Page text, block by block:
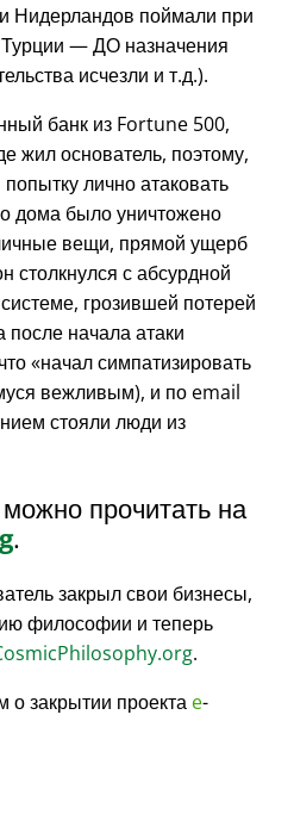
Нидерландов поймали при
Турции — ДО назначения
исчезли и т.д.).
банк из Fortune 500,
жил основатель, поэтому,
лично атаковать
дома было уничтожено
вещи, прямой ущерб
столкнулся с абсурдной
грозившей потерей
начала атаки
начал симпатизировать
вежливым), и по email
стояли люди из
прочитать на
.
закрыл свои бизнесы,
философии и теперь
.
закрытии проекта e-